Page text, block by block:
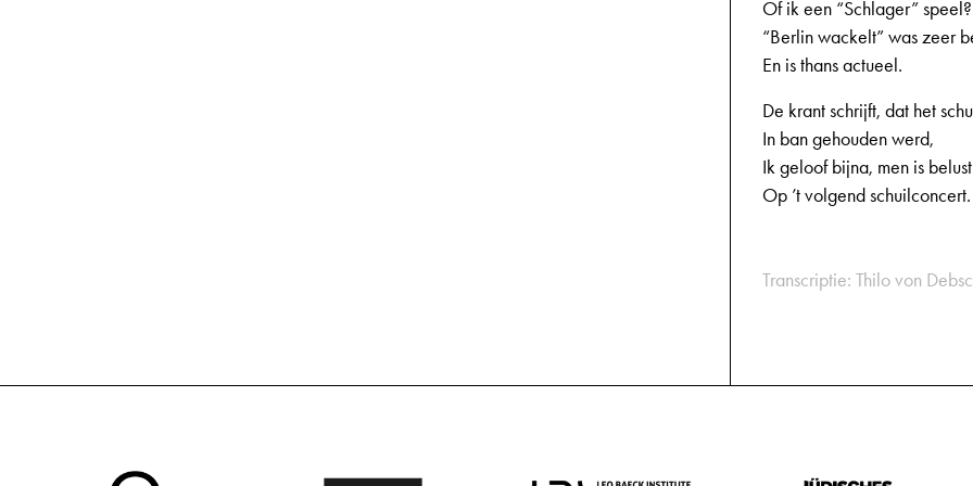
Of ik een “Schlager” speel?
“Berlin wackelt” was zeer
En is thans actueel.
De krant schrijft, dat het
In ban gehouden werd,
Ik geloof bijna, men is belust
Op ’t volgend schuilconcert.
Transcriptie: Thilo von